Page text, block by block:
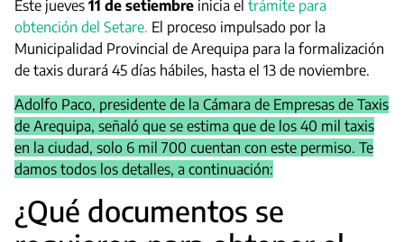
Este jueves 11 de setiembre inicia el trámite para
obtención del Setare. El proceso impulsado por la
Municipalidad Provincial de Arequipa para la formalización
de taxis durará 45 días hábiles, hasta el 13 de noviembre.
Adolfo Paco, presidente de la Cámara de Empresas de Taxis
de Arequipa, señaló que se estima que de los 40 mil taxis
en la ciudad, solo 6 mil 700 cuentan con este permiso. Te
damos todos los detalles, a continuación:
¿Qué documentos se